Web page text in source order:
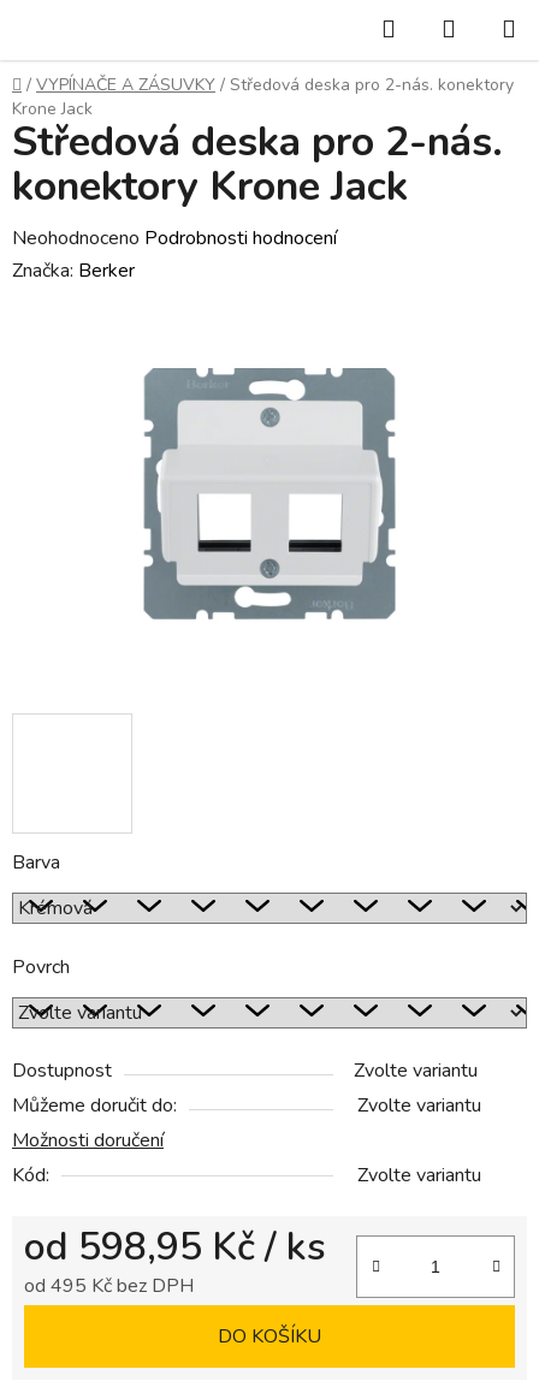
obsah
Hledat
KOŠÍK
Domů
/ VYPÍNAČE A ZÁSUVKY / Středová deska pro 2-nás. konektory
Krone Jack
Barva
Povrch
Dostupnost
Zvolte variantu
Můžeme doručit do:
Zvolte variantu
Možnosti doručení
Kód:
Zvolte variantu
od 598,95 Kč/ ks
od 495 Kčbez DPH
DO KOŠÍKU
Středová deska pro 2-nás.
konektory Krone Jack
Průměrné
hodnocení
Neohodnoceno Podrobnosti hodnocení
Značka: Berker